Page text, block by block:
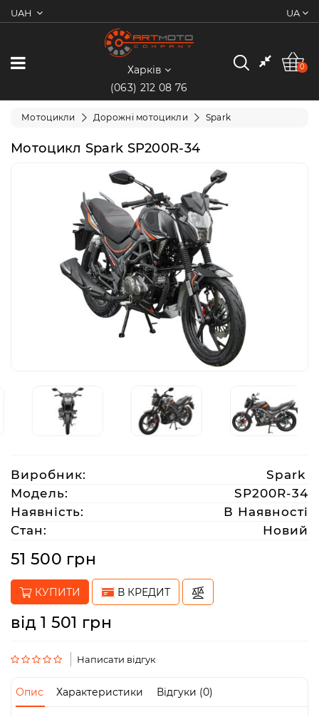
UAH UA
0
Категорії
Мотоцикли
Електротранспорт
Екіпіювання
Запчастини
(063)
212
08
76
artmoto.info@gmail.com
Режим
роботи:
Пт
-
19:00
Харків
(063) 212 08 76
0
Мотоцикли Дорожні мотоцикли Spark
Мотоцикл Spark SP200R-34
Виробник:
Spark
Модель:
SP200R-34
Наявність:
В Наявності
Стан:
Новий
51 500 грн
КУПИТИ В КРЕДИТ
від 1 501 грн
Написати відгук
Опис Характеристики Відгуки (0)